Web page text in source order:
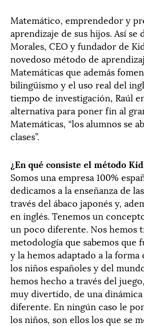
Matemático, emprendedor y
aprendizaje de sus hijos. Así se
Morales, CEO y fundador de
novedoso método de
Matemáticas que además
bilingüismo y el uso real del
tiempo de investigación, Raúl
alternativa para poner fin al
Matemáticas, “los alumnos se
clases”.
¿En qué consiste el método
Somos una empresa 100%
dedicamos a la enseñanza de
través del ábaco japonés y,
en inglés. Tenemos un
un poco diferente. Nos hemos
metodología que sabemos que
y la hemos adaptado a la forma
los niños españoles y del
hemos hecho a través del
muy divertido, de una
diferente. En ningún caso le
los niños, son ellos los que se